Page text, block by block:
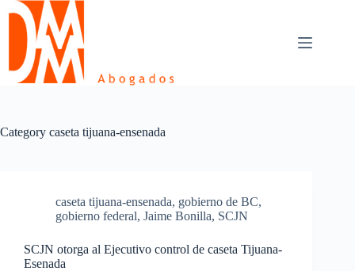
Skip
content
Category caseta tijuana-ensenada
caseta tijuana-ensenada, gobierno de BC,
gobierno federal, Jaime Bonilla, SCJN
SCJN otorga al Ejecutivo control de caseta Tijuana-
Esenada